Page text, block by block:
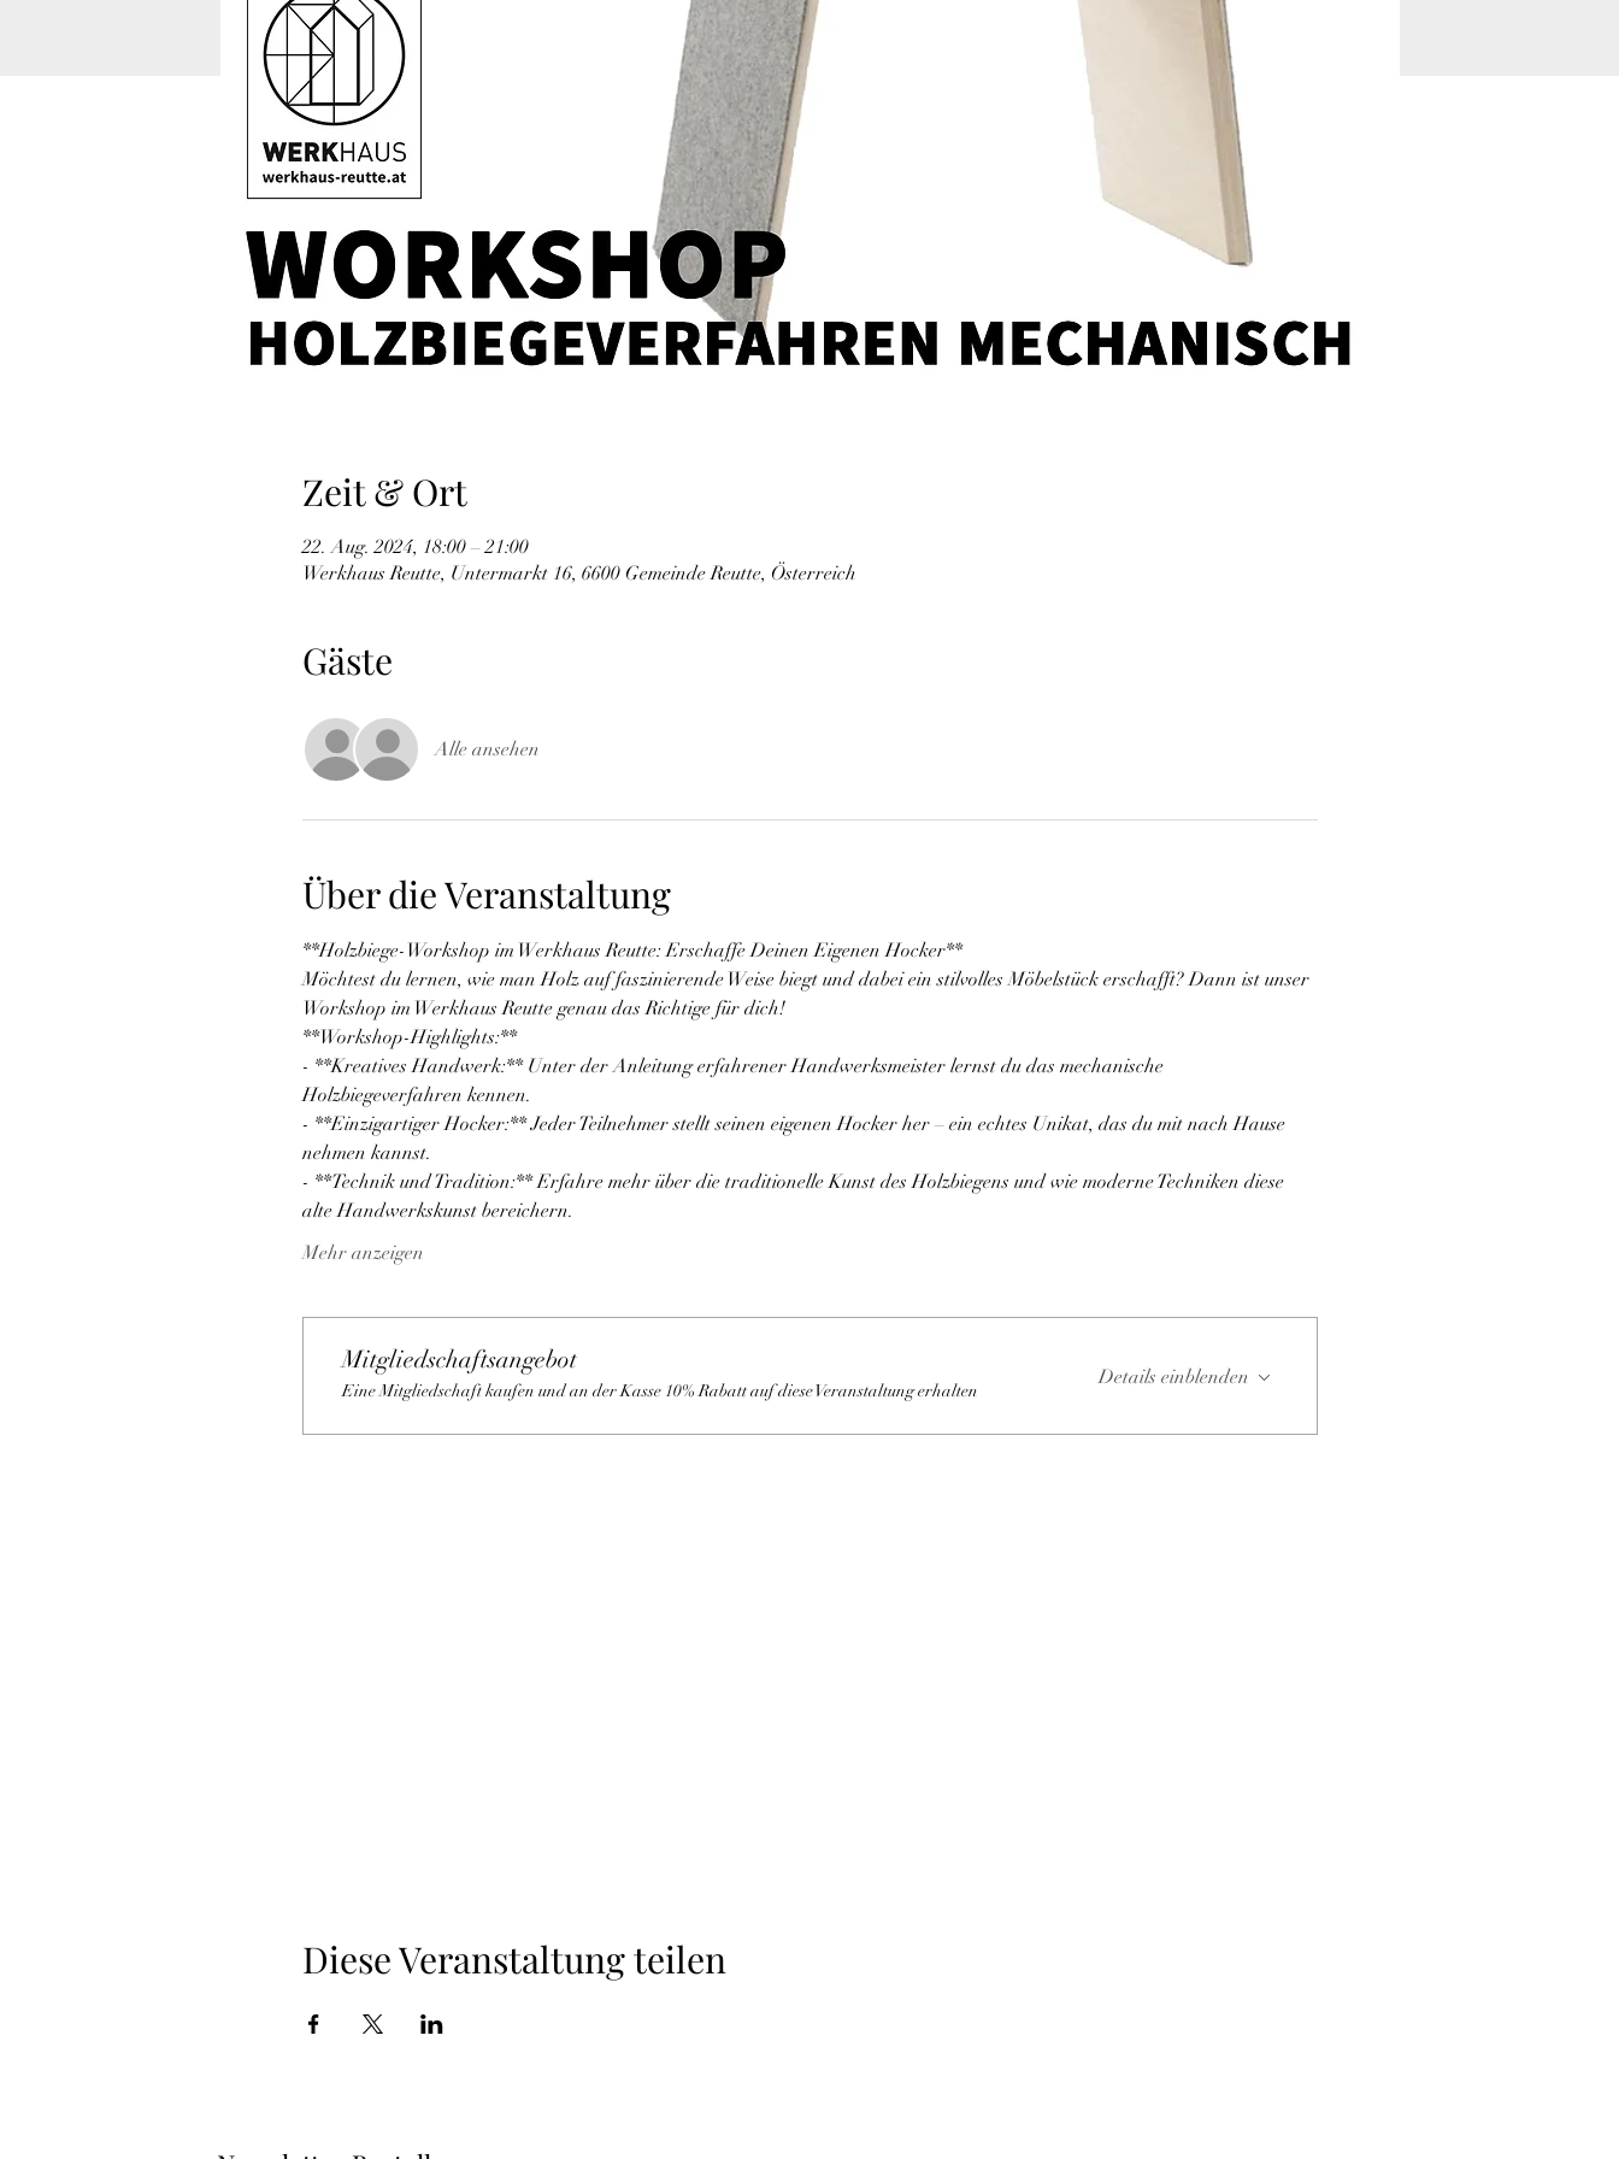
Zeit & Ort
22. Aug. 2024, 18:00 – 21:00
Werkhaus Reutte, Untermarkt 16, 6600 Gemeinde Reutte, Österreich
Gäste
Alle ansehen
Über die Veranstaltung
**Holzbiege-Workshop im Werkhaus Reutte: Erschaffe Deinen Eigenen Hocker**
Möchtest du lernen, wie man Holz auf faszinierende Weise biegt und dabei ein stilvolles Möbelstück erschafft? Dann ist unser
Workshop im Werkhaus Reutte genau das Richtige für dich!
**Workshop-Highlights:**
- **Kreatives Handwerk:** Unter der Anleitung erfahrener Handwerksmeister lernst du das mechanische
Holzbiegeverfahren kennen.
- **Einzigartiger Hocker:** Jeder Teilnehmer stellt seinen eigenen Hocker her – ein echtes Unikat, das du mit nach Hause
nehmen kannst.
- **Technik und Tradition:** Erfahre mehr über die traditionelle Kunst des Holzbiegens und wie moderne Techniken diese
alte Handwerkskunst bereichern.
Mehr anzeigen
Mitgliedschaftsangebot
Eine Mitgliedschaft kaufen und an der Kasse 10% Rabatt auf diese Veranstaltung erhalten
Details einblenden
Diese Veranstaltung teilen